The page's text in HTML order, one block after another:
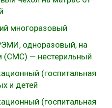
многоразовый
одноразовый, на
(СМС) — нестерильный
(госпитальная
и детей
(госпитальная